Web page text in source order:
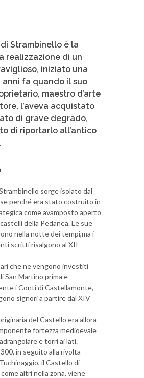
Strambinello è la
realizzazione di un
iniziato una
fa quando il suo
maestro d’arte
l’aveva acquistato
di grave degrado,
di riportarlo all’antico
sorge isolato dal
perché era stato costruito in
come avamposto aperto
della Pedanea. Le sue
nella notte dei tempi,ma i
scritti risalgono al XII
che ne vengono investiti
San Martino prima e
i Conti di Castellamonte,
signori a partire dal XIV
del Castello era allora
fortezza medioevale
e torri ai lati.
in seguito alla rivolta
il Castello di
altri nella zona, viene